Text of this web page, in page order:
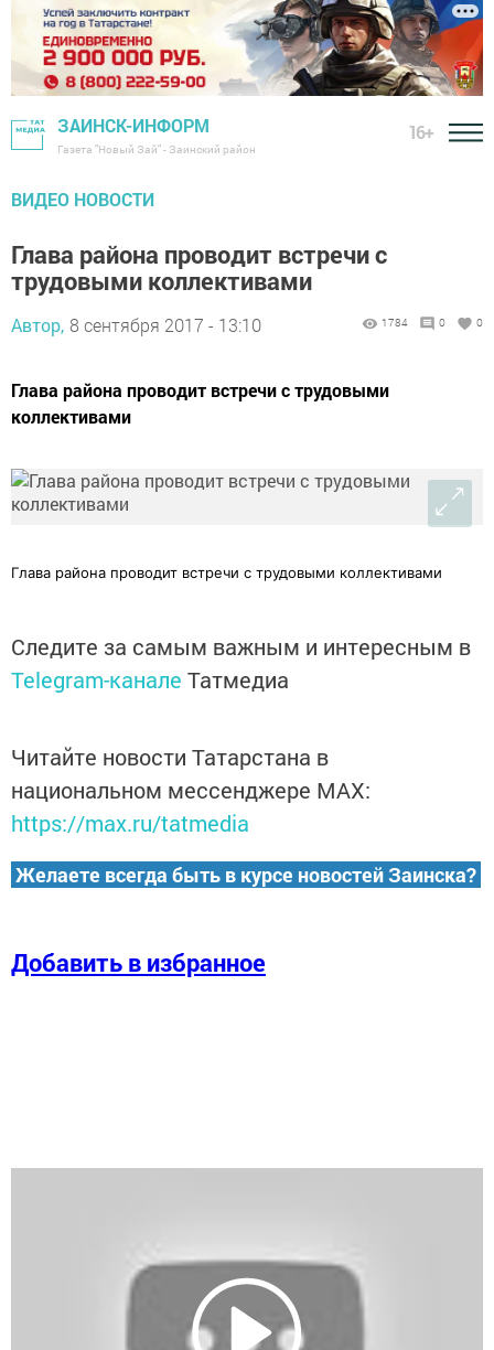
ЗАИНСК-ИНФОРМ
Газета "Новый Зай" - Заинский район
16+
ВИДЕО НОВОСТИ
Глава района проводит встречи с
трудовыми коллективами
Автор, 8 сентября 2017 - 13:10 1784 0 0
Глава района проводит встречи с трудовыми
коллективами
Глава района проводит встречи с трудовыми коллективами
Следите за самым важным и интересным в
Telegram-канале Татмедиа
Читайте новости Татарстана в
национальном мессенджере MАХ:
https://max.ru/tatmedia
Желаете всегда быть в курсе новостей Заинска?
Добавить в избранное